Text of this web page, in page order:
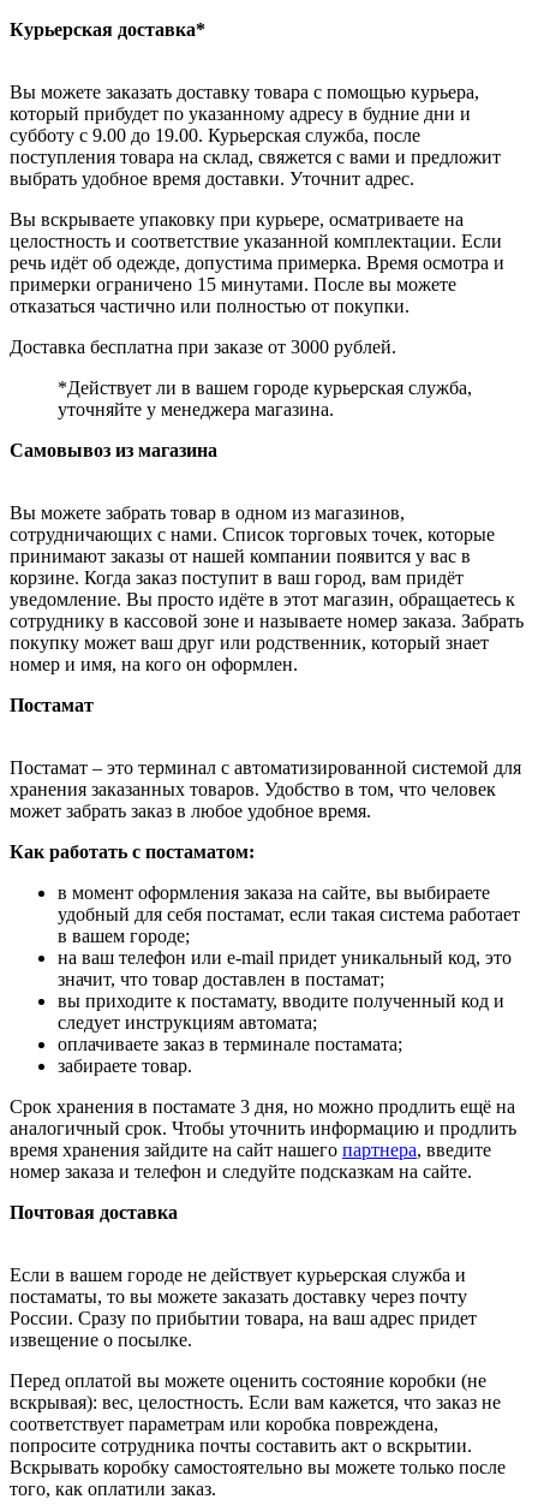
Курьерская доставка*
Вы можете заказать доставку товара с помощью курьера,
который прибудет по указанному адресу в будние дни и
субботу с 9.00 до 19.00. Курьерская служба, после
поступления товара на склад, свяжется с вами и предложит
выбрать удобное время доставки. Уточнит адрес.
Вы вскрываете упаковку при курьере, осматриваете на
целостность и соответствие указанной комплектации. Если
речь идёт об одежде, допустима примерка. Время осмотра и
примерки ограничено 15 минутами. После вы можете
отказаться частично или полностью от покупки.
Доставка бесплатна при заказе от 3000 рублей.
*Действует ли в вашем городе курьерская служба,
уточняйте у менеджера магазина.
Самовывоз из магазина
Вы можете забрать товар в одном из магазинов,
сотрудничающих с нами. Список торговых точек, которые
принимают заказы от нашей компании появится у вас в
корзине. Когда заказ поступит в ваш город, вам придёт
уведомление. Вы просто идёте в этот магазин, обращаетесь к
сотруднику в кассовой зоне и называете номер заказа. Забрать
покупку может ваш друг или родственник, который знает
номер и имя, на кого он оформлен.
Постамат
Постамат – это терминал с автоматизированной системой для
хранения заказанных товаров. Удобство в том, что человек
может забрать заказ в любое удобное время.
Как работать с постаматом:
в момент оформления заказа на сайте, вы выбираете
удобный для себя постамат, если такая система работает
в вашем городе;
на ваш телефон или e-mail придет уникальный код, это
значит, что товар доставлен в постамат;
вы приходите к постамату, вводите полученный код и
следует инструкциям автомата;
оплачиваете заказ в терминале постамата;
забираете товар.
Срок хранения в постамате 3 дня, но можно продлить ещё на
аналогичный срок. Чтобы уточнить информацию и продлить
время хранения зайдите на сайт нашего партнера, введите
номер заказа и телефон и следуйте подсказкам на сайте.
Почтовая доставка
Если в вашем городе не действует курьерская служба и
постаматы, то вы можете заказать доставку через почту
России. Сразу по прибытии товара, на ваш адрес придет
извещение о посылке.
Перед оплатой вы можете оценить состояние коробки (не
вскрывая): вес, целостность. Если вам кажется, что заказ не
соответствует параметрам или коробка повреждена,
попросите сотрудника почты составить акт о вскрытии.
Вскрывать коробку самостоятельно вы можете только после
того, как оплатили заказ.